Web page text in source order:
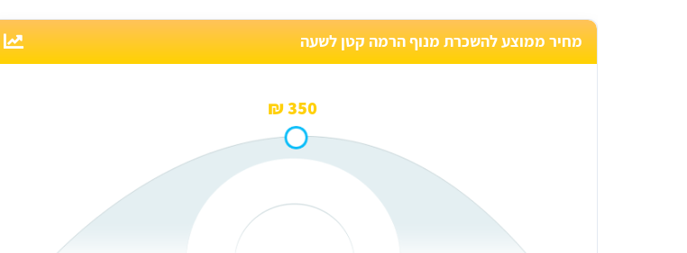
מחיר ממוצע להשכרת מנוף הרמה קטן לשעה
350 ₪